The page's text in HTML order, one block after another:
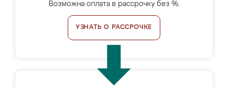
Возможна оплата в рассрочку без %.
УЗНАТЬ О РАССРОЧКЕ